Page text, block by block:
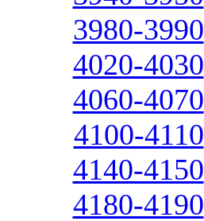
3980-3990
4020-4030
4060-4070
4100-4110
4140-4150
4180-4190